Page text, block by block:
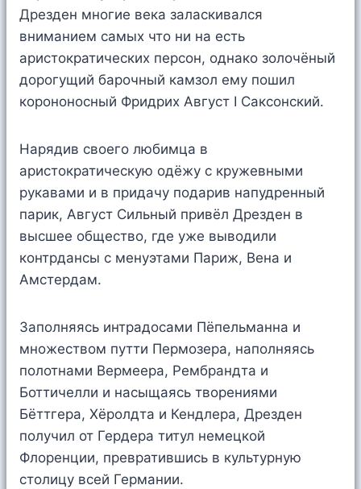
Дрезден многие века заласкивался
вниманием самых что ни на есть
аристократических персон, однако золочёный
дорогущий барочный камзол ему пошил
корононосный Фридрих Август I Саксонский.
Нарядив своего любимца в
аристократическую одёжу с кружевными
рукавами и в придачу подарив напудренный
парик, Август Сильный привёл Дрезден в
высшее общество, где уже выводили
контрдансы с менуэтами Париж, Вена и
Амстердам.
Заполняясь интрадосами Пёпельманна и
множеством путти Пермозера, наполняясь
полотнами Вермеера, Рембрандта и
Боттичелли и насыщаясь творениями
Бёттгера, Хёролдта и Кендлера, Дрезден
получил от Гердера титул немецкой
Флоренции, превратившись в культурную
столицу всей Германии.